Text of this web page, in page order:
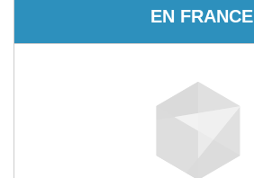
EN FRANCE